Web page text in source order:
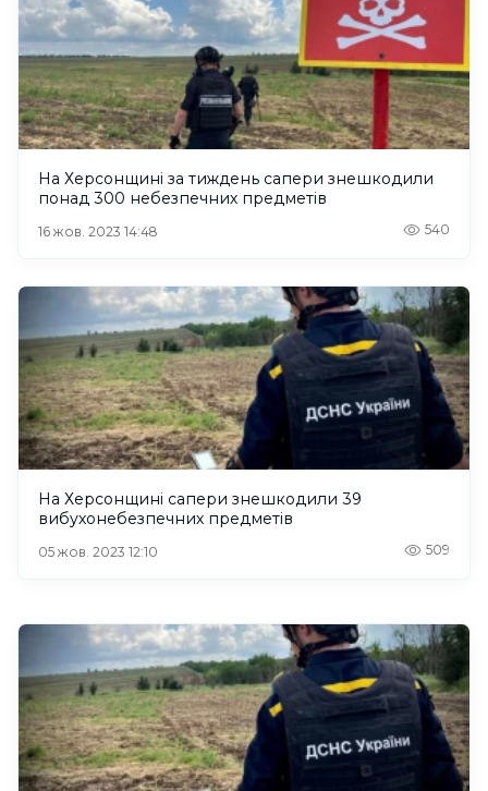
На Херсонщині за тиждень сапери знешкодили
понад 300 небезпечних предметів
16 жов. 2023 14:48 540
На Херсонщині сапери знешкодили 39
вибухонебезпечних предметів
05 жов. 2023 12:10 509